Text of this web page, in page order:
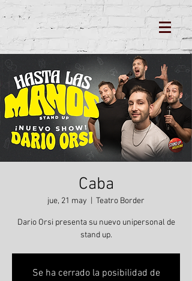
Caba
jue, 21 may Teatro Border
Dario Orsi presenta su nuevo unipersonal de
stand up.
Se ha cerrado la posibilidad de